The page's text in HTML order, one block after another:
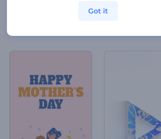
Got it